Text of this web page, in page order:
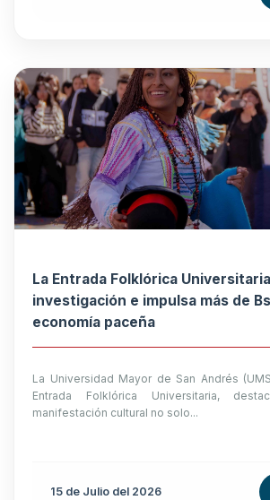
La Entrada Folklórica
investigación e impulsa más de
economía paceña
La Universidad Mayor de San Andrés
Entrada Folklórica Universitaria,
manifestación cultural no solo...
15 de Julio del 2026